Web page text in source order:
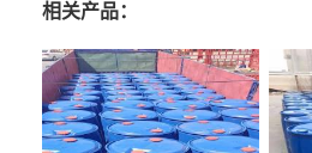
相关产品：